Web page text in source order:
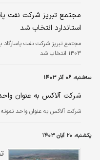
مجتمع تبریز شرکت نفت
استاندارد انتخاب شد
مجتمع تبریز شرکت نفت پاسارگاد
۱۴۰۳ انتخاب شد
سه‌شنبه، ۰۶ آذر ۱۴۰۳
شرکت آلاکس به عنوان
شرکت آلاکس به عنوان واحد نمونه ملی
یکشنبه، ۲۰ آبان ۱۴۰۳